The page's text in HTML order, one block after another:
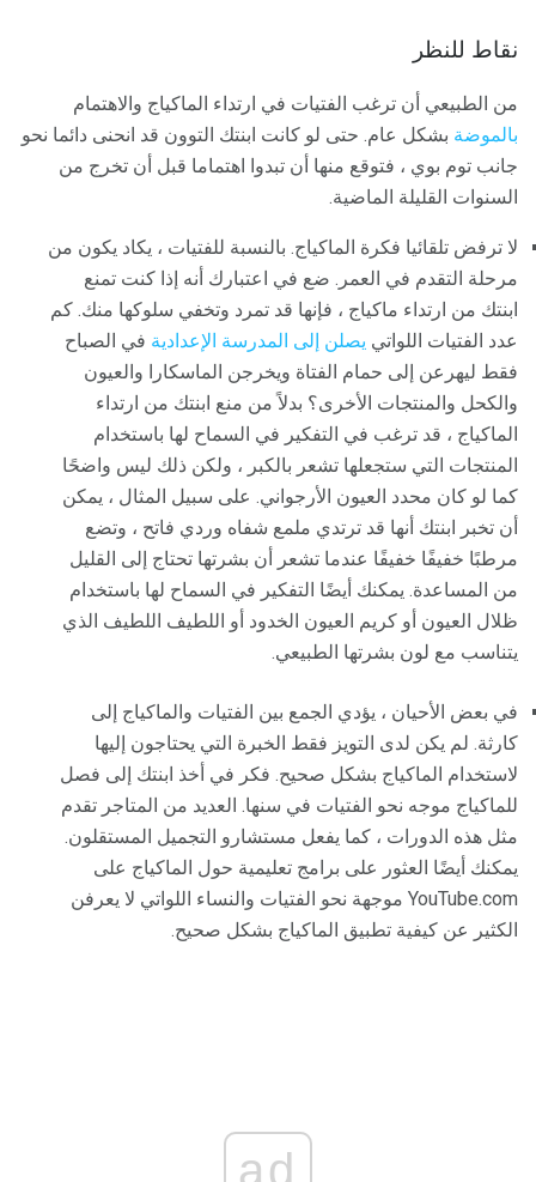
نقاط للنظر
من الطبيعي أن ترغب الفتيات في ارتداء الماكياج والاهتمام
بالموضة بشكل عام. حتى لو كانت ابنتك التوون قد انحنى دائما نحو
جانب توم بوي ، فتوقع منها أن تبدوا اهتماما قبل أن تخرج من
السنوات القليلة الماضية.
لا ترفض تلقائيا فكرة الماكياج. بالنسبة للفتيات ، يكاد يكون من
مرحلة التقدم في العمر. ضع في اعتبارك أنه إذا كنت تمنع
ابنتك من ارتداء ماكياج ، فإنها قد تمرد وتخفي سلوكها منك. كم
عدد الفتيات اللواتي يصلن إلى المدرسة الإعدادية في الصباح
فقط ليهرعن إلى حمام الفتاة ويخرجن الماسكارا والعيون
والكحل والمنتجات الأخرى؟ بدلاً من منع ابنتك من ارتداء
الماكياج ، قد ترغب في التفكير في السماح لها باستخدام
المنتجات التي ستجعلها تشعر بالكبر ، ولكن ذلك ليس واضحًا
كما لو كان محدد العيون الأرجواني. على سبيل المثال ، يمكن
أن تخبر ابنتك أنها قد ترتدي ملمع شفاه وردي فاتح ، وتضع
مرطبًا خفيفًا خفيفًا عندما تشعر أن بشرتها تحتاج إلى القليل
من المساعدة. يمكنك أيضًا التفكير في السماح لها باستخدام
ظلال العيون أو كريم العيون الخدود أو اللطيف اللطيف الذي
يتناسب مع لون بشرتها الطبيعي.
في بعض الأحيان ، يؤدي الجمع بين الفتيات والماكياج إلى
كارثة. لم يكن لدى التويز فقط الخبرة التي يحتاجون إليها
لاستخدام الماكياج بشكل صحيح. فكر في أخذ ابنتك إلى فصل
للماكياج موجه نحو الفتيات في سنها. العديد من المتاجر تقدم
مثل هذه الدورات ، كما يفعل مستشارو التجميل المستقلون.
يمكنك أيضًا العثور على برامج تعليمية حول الماكياج على
YouTube.com موجهة نحو الفتيات والنساء اللواتي لا يعرفن
الكثير عن كيفية تطبيق الماكياج بشكل صحيح.
ad